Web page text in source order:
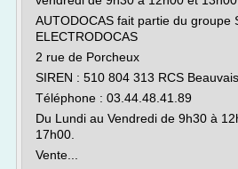
AUTODOCAS fait partie du groupe
ELECTRODOCAS
2 rue de Porcheux
SIREN : 510 804 313 RCS Beauvais
Téléphone : 03.44.48.41.89
Du Lundi au Vendredi de 9h30 à
17h00.
Vente...